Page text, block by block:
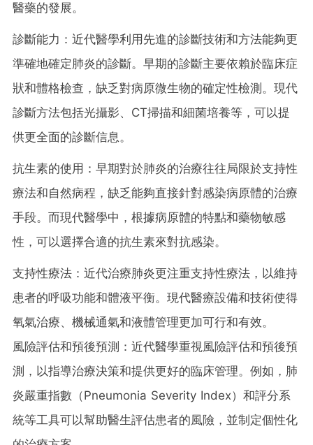
醫藥的發展。
診斷能力：近代醫學利用先進的診斷技術和方法能夠更
準確地確定肺炎的診斷。早期的診斷主要依賴於臨床症
狀和體格檢查，缺乏對病原微生物的確定性檢測。現代
診斷方法包括光攝影、CT掃描和細菌培養等，可以提
供更全面的診斷信息。
抗生素的使用：早期對於肺炎的治療往往局限於支持性
療法和自然病程，缺乏能夠直接針對感染病原體的治療
手段。而現代醫學中，根據病原體的特點和藥物敏感
性，可以選擇合適的抗生素來對抗感染。
支持性療法：近代治療肺炎更注重支持性療法，以維持
患者的呼吸功能和體液平衡。現代醫療設備和技術使得
氧氣治療、機械通氣和液體管理更加可行和有效。
風險評估和預後預測：近代醫學重視風險評估和預後預
測，以指導治療決策和提供更好的臨床管理。例如，肺
炎嚴重指數（Pneumonia Severity Index）和評分系
統等工具可以幫助醫生評估患者的風險，並制定個性化